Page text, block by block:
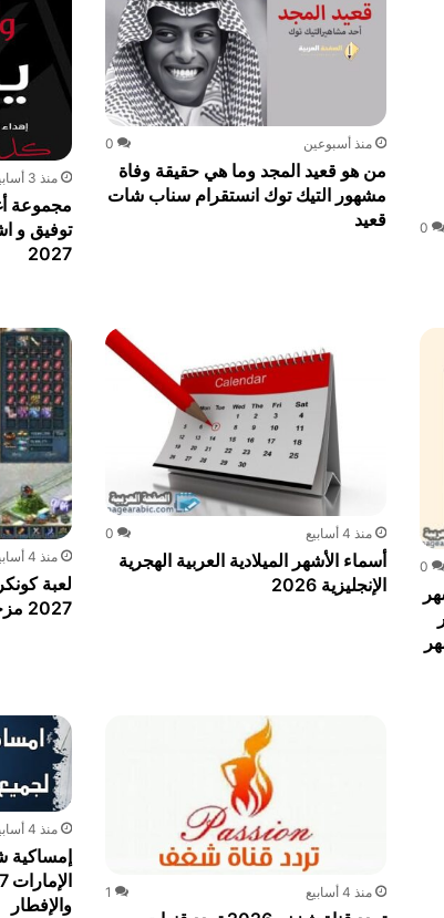
0
منذ أسبوعين 0
من هو قعيد المجد وما هي حقيقة وفاة
مشهور التيك توك انستقرام سناب شات
قعيد
منذ 3 أسابيع
توفيق و
2027
0
منذ 4 أسابيع 0
أسماء الأشهر الميلادية العربية الهجرية
الإنجليزية 2026
منذ 4 أسابيع
2027 مزخرفة
منذ 4 أسابيع 1
منذ 4 أسابيع
والإفطار